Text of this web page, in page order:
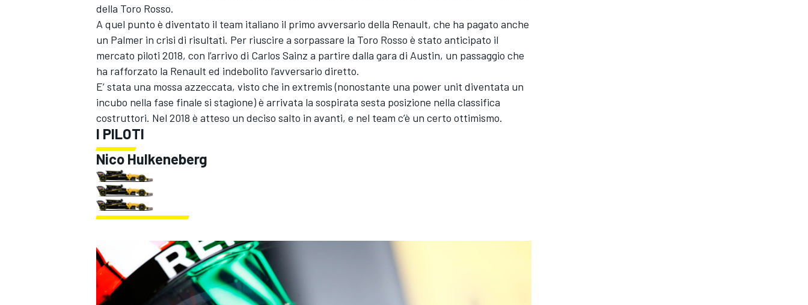
ENDURANCE/GT
della Toro Rosso.
A quel punto è diventato il team italiano il primo avversario della Renault, che ha pagato anche
un Palmer in crisi di risultati. Per riuscire a sorpassare la Toro Rosso è stato anticipato il
mercato piloti 2018, con l’arrivo di Carlos Sainz a partire dalla gara di Austin, un passaggio che
ha rafforzato la Renault ed indebolito l’avversario diretto.
E’ stata una mossa azzeccata, visto che in extremis (nonostante una power unit diventata un
incubo nella fase finale si stagione) è arrivata la sospirata sesta posizione nella classifica
costruttori. Nel 2018 è atteso un deciso salto in avanti, e nel team c’è un certo ottimismo.
I PILOTI
Nico Hulkeneberg